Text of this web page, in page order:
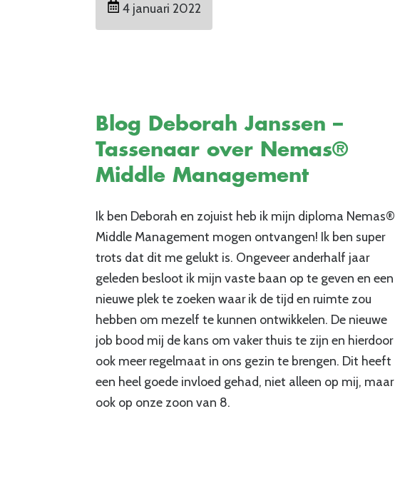
4 januari 2022
Blog Deborah Janssen –
Tassenaar over Nemas®
Middle Management
Ik ben Deborah en zojuist heb ik mijn diploma Nemas®
Middle Management mogen ontvangen! Ik ben super
trots dat dit me gelukt is. Ongeveer anderhalf jaar
geleden besloot ik mijn vaste baan op te geven en een
nieuwe plek te zoeken waar ik de tijd en ruimte zou
hebben om mezelf te kunnen ontwikkelen. De nieuwe
job bood mij de kans om vaker thuis te zijn en hierdoor
ook meer regelmaat in ons gezin te brengen. Dit heeft
een heel goede invloed gehad, niet alleen op mij, maar
ook op onze zoon van 8.